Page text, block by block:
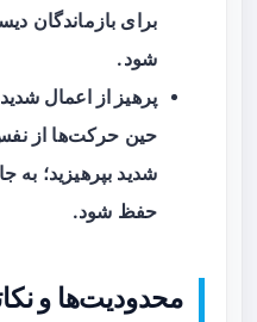
برای بازماندگان
شود.
پرهیز از اعمال
حین حرکت‌ها از
شدید بپرهیزید؛
حفظ شود.
محدودیت‌ها و